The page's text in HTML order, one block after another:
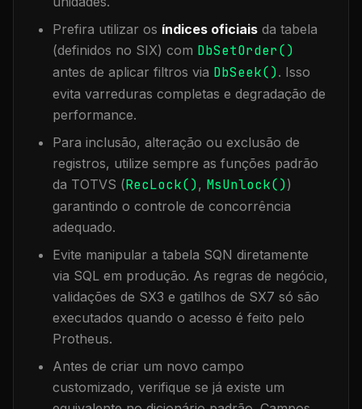
Prefira utilizar os índices oficiais da tabela
(definidos no SIX) com DbSetOrder()
antes de aplicar filtros via DbSeek(). Isso
evita varreduras completas e degradação de
performance.
Para inclusão, alteração ou exclusão de
registros, utilize sempre as funções padrão
da TOTVS (RecLock(), MsUnlock())
garantindo o controle de concorrência
adequado.
Evite manipular a tabela SQN diretamente
via SQL em produção. As regras de negócio,
validações de SX3 e gatilhos de SX7 só são
executados quando o acesso é feito pelo
Protheus.
Antes de criar um novo campo
customizado, verifique se já existe um